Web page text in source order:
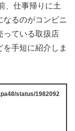
、仕事帰りに土
るのがコンビニ
っている取扱店
手短に紹介しま
status/1982092